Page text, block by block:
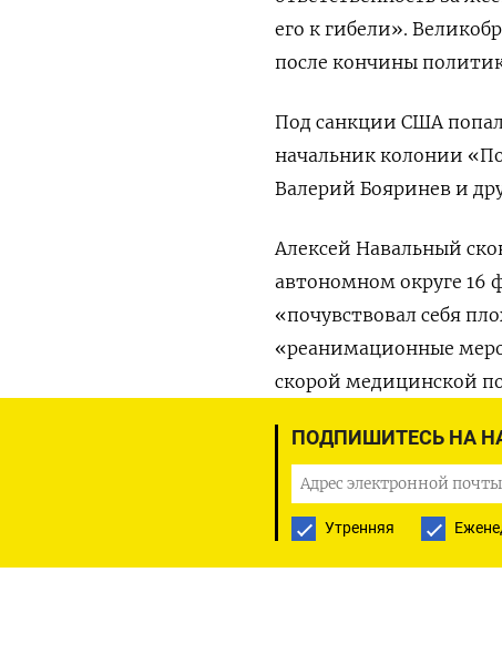
ПОДПИШИТЕСЬ НА
Утренняя
его к гибели».
после кончины
Под санкции США
начальник колонии
Валерий Бояринев и
Алексей Навальный
автономном округе 16
«почувствовал себя
«реанимационные
скорой медицинской
ПОДПИСАТЬСЯ НА ТЕЛЕГРАМ